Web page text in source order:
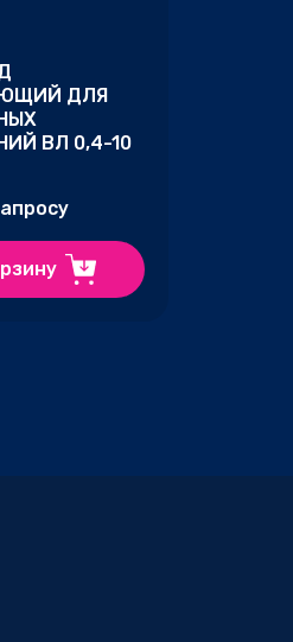
ДЛЯ
ВЛ 0,4-10